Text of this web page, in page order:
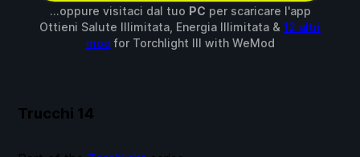
...oppure visitaci dal tuo PC per scaricare l'app
Ottieni Salute Illimitata, Energia Illimitata & 12 altri
mod for Torchlight III with WeMod
Trucchi 14